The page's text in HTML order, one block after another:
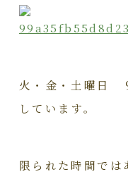
火・金・土曜日
しています。
限られた時間では